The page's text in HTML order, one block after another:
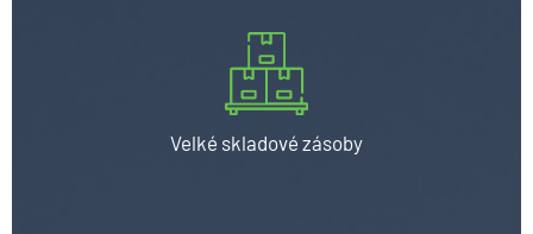
Velké skladové zásoby